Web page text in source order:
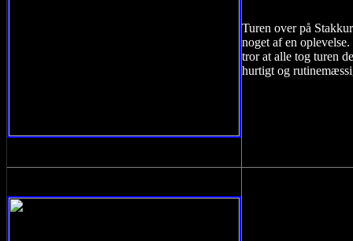
Turen over på
noget af en oplevelse.
tror at alle tog turen
hurtigt og